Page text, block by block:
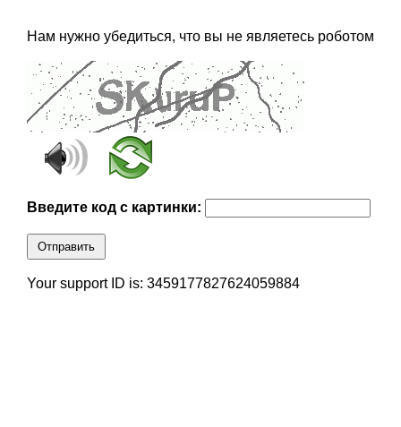
Нам нужно убедиться, что вы не являетесь роботом
Введите код с картинки:
Отправить
Your support ID is: 3459177827624059884